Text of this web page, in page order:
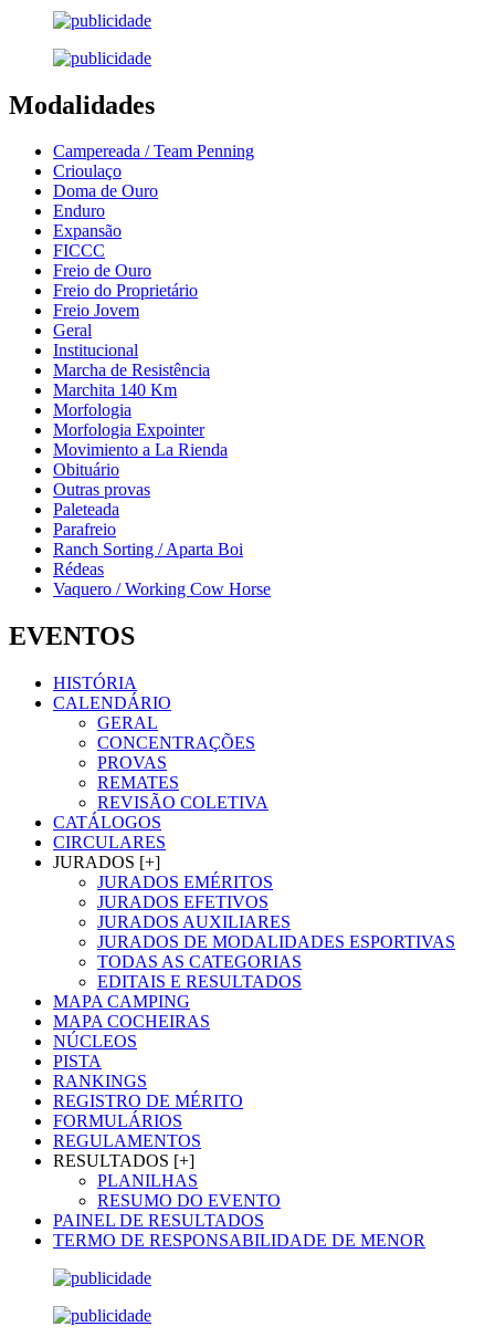
Modalidades
Campereada / Team Penning
Crioulaço
Doma de Ouro
Enduro
Expansão
FICCC
Freio de Ouro
Freio do Proprietário
Freio Jovem
Geral
Institucional
Marcha de Resistência
Marchita 140 Km
Morfologia
Morfologia Expointer
Movimiento a La Rienda
Obituário
Outras provas
Paleteada
Parafreio
Ranch Sorting / Aparta Boi
Rédeas
Vaquero / Working Cow Horse
EVENTOS
HISTÓRIA
CALENDÁRIO
GERAL
CONCENTRAÇÕES
PROVAS
REMATES
REVISÃO COLETIVA
CATÁLOGOS
CIRCULARES
JURADOS [+]
JURADOS EMÉRITOS
JURADOS EFETIVOS
JURADOS AUXILIARES
JURADOS DE MODALIDADES ESPORTIVAS
TODAS AS CATEGORIAS
EDITAIS E RESULTADOS
MAPA CAMPING
MAPA COCHEIRAS
NÚCLEOS
PISTA
RANKINGS
REGISTRO DE MÉRITO
FORMULÁRIOS
REGULAMENTOS
RESULTADOS [+]
PLANILHAS
RESUMO DO EVENTO
PAINEL DE RESULTADOS
TERMO DE RESPONSABILIDADE DE MENOR